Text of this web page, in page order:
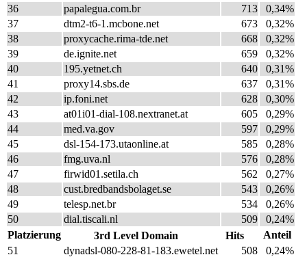
36
papalegua.com.br 713
0,34%
37
dtm2-t6-1.mcbone.net 673
0,32%
38
proxycache.rima-tde.net 668
0,32%
39
de.ignite.net 659
0,32%
40
195.yetnet.ch 640
0,31%
41
proxy14.sbs.de 637
0,31%
42
ip.foni.net 628
0,30%
43
at01i01-dial-108.nextranet.at 605
0,29%
44
med.va.gov 597
0,29%
45
dsl-154-173.utaonline.at 585
0,28%
46
fmg.uva.nl 576
0,28%
47
firwid01.setila.ch 562
0,27%
48
cust.bredbandsbolaget.se 543
0,26%
49
telesp.net.br 534
0,26%
50
dial.tiscali.nl 509
0,24%
Platzierung
3rd Level Domain Hits
Anteil
51
dynadsl-080-228-81-183.ewetel.net 508
0,24%